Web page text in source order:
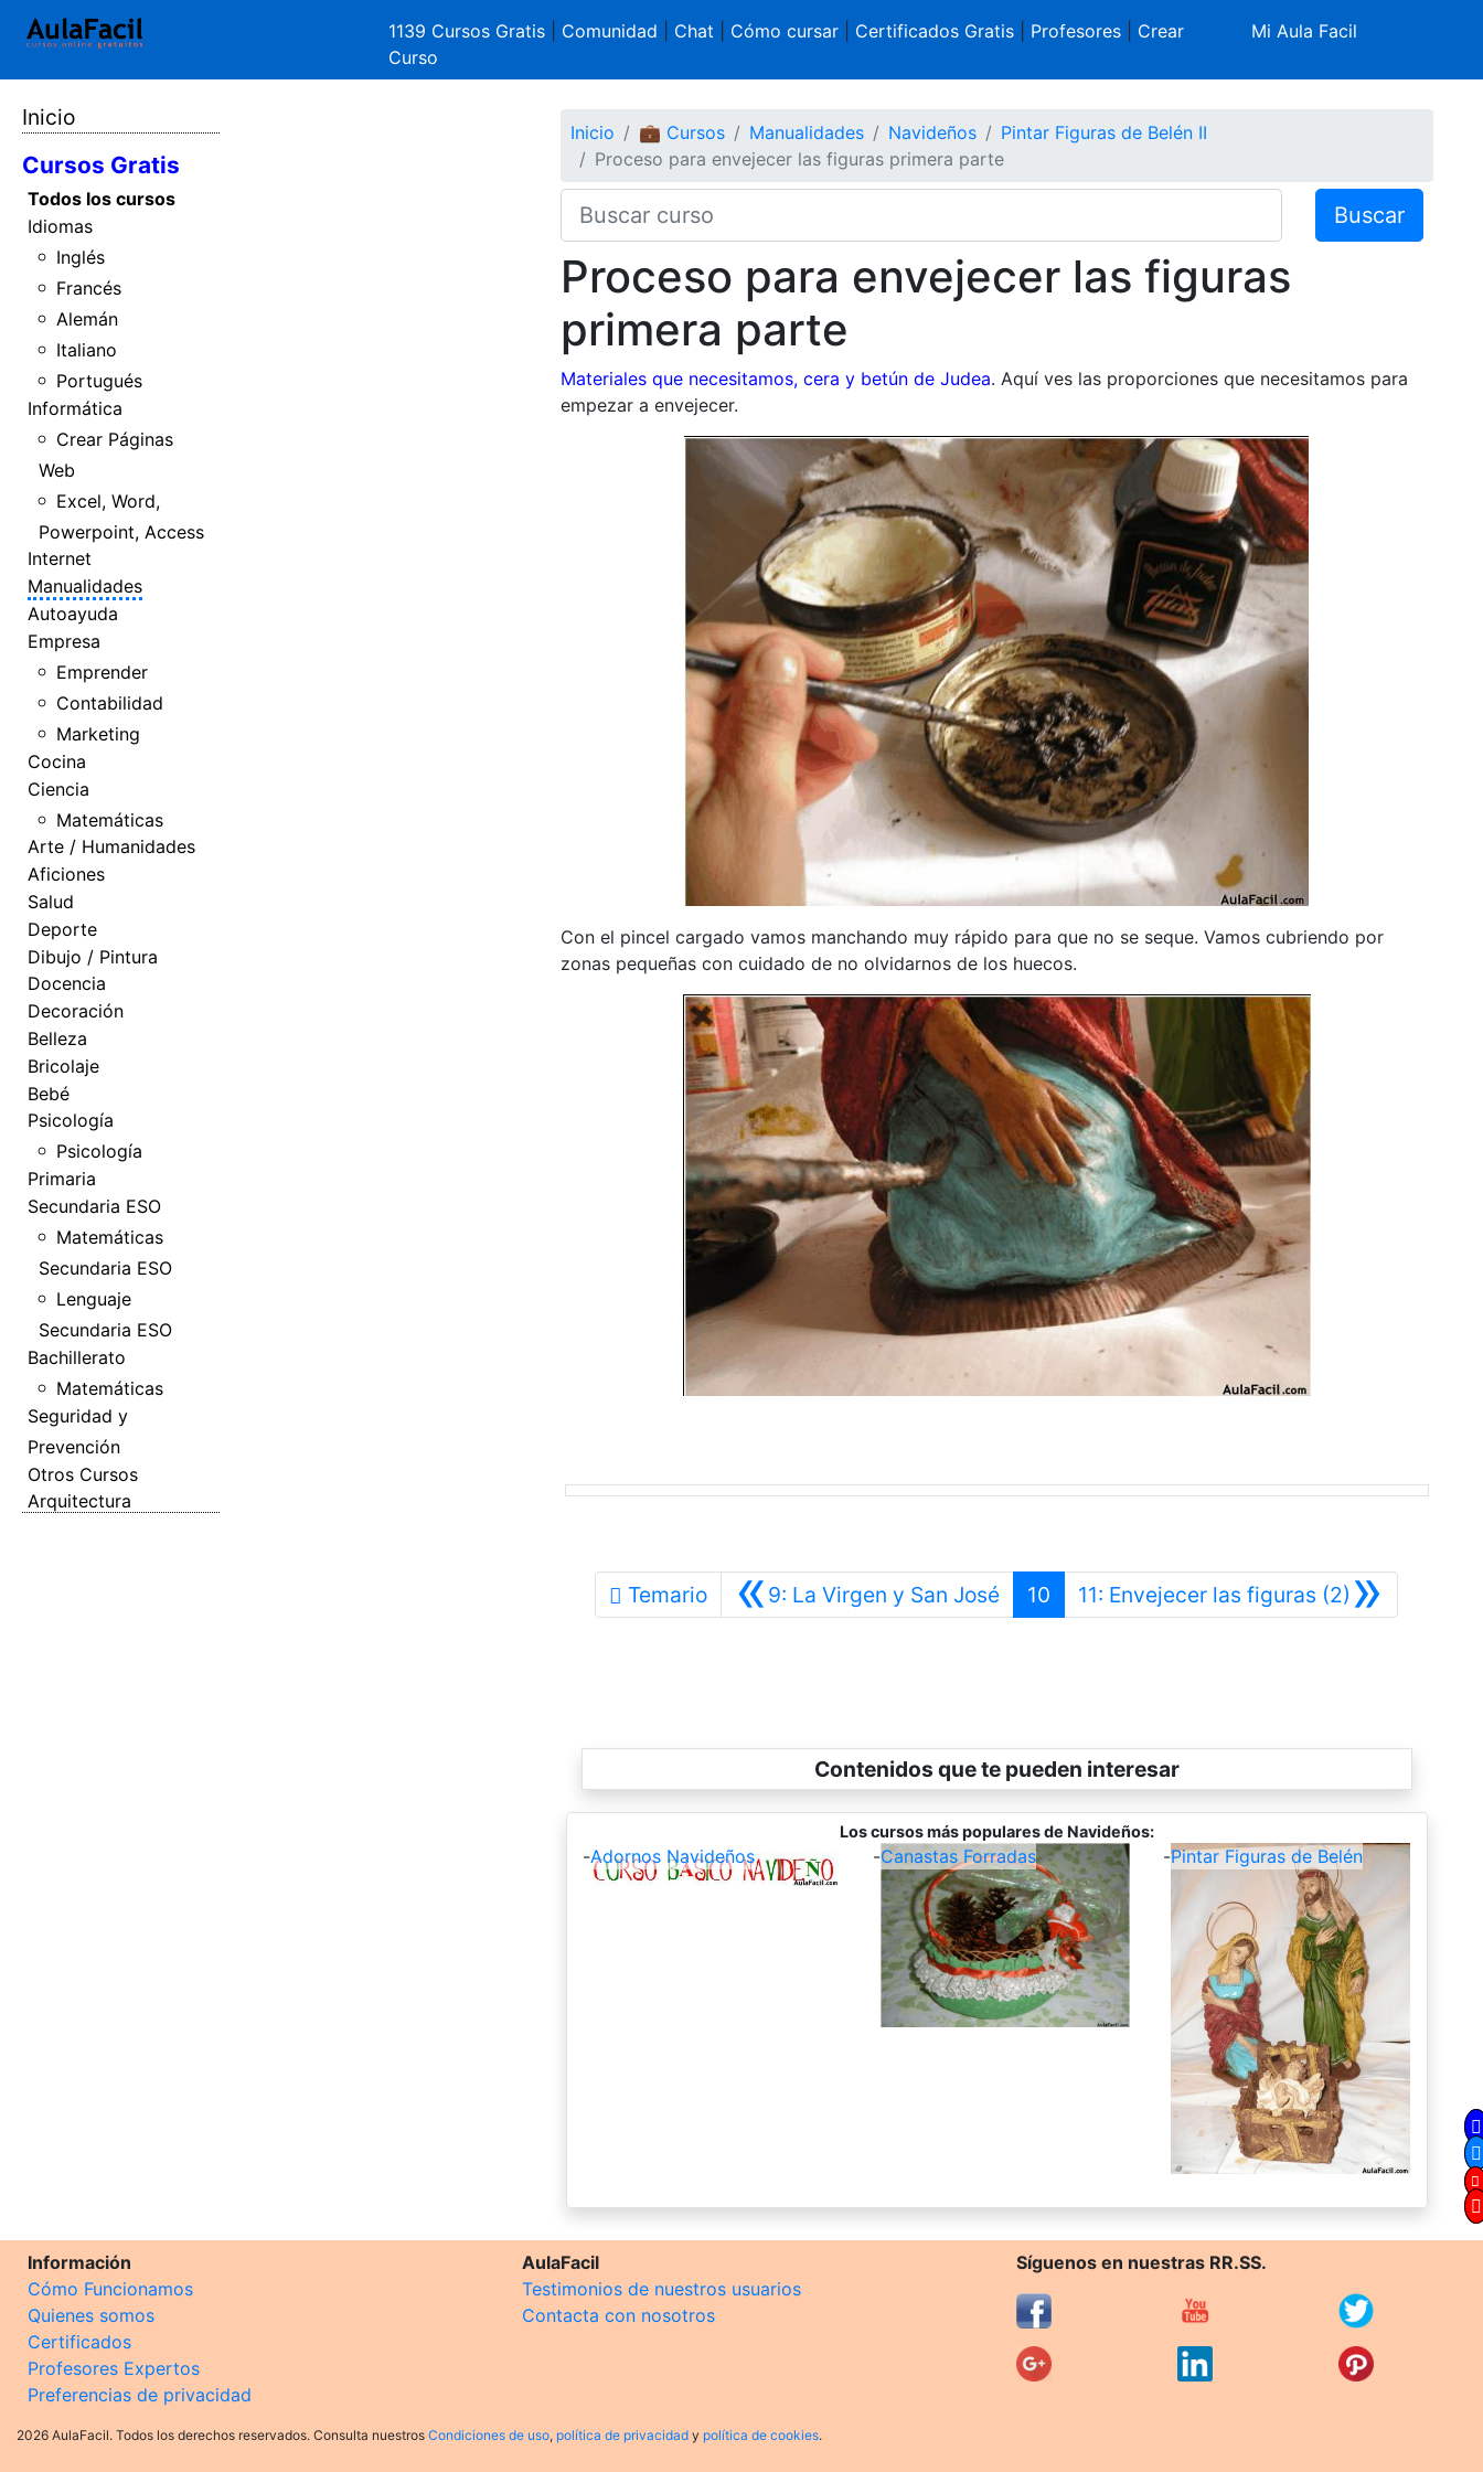
1139 Cursos Gratis Comunidad Chat Cómo cursar| Certificados Gratis| Profesores| Crear
Curso
Mi Aula Facil
Inicio
Cursos Gratis
Todos los cursos
Idiomas
Inglés
Francés
Alemán
Italiano
Portugués
Informática
Crear Páginas
Web
Excel, Word,
Powerpoint, Access
Internet
Manualidades
Autoayuda
Empresa
Emprender
Contabilidad
Marketing
Cocina
Ciencia
Matemáticas
Arte / Humanidades
Aficiones
Salud
Deporte
Dibujo / Pintura
Docencia
Decoración
Belleza
Bricolaje
Bebé
Psicología
Psicología
Primaria
Secundaria ESO
Matemáticas
Secundaria ESO
Lenguaje
Secundaria ESO
Bachillerato
Matemáticas
Seguridad y
Prevención
Otros Cursos
Arquitectura
Inicio 💼 Cursos Manualidades Navideños
Pintar Figuras de Belén II
Proceso para envejecer las figuras primera parte
Buscar
Proceso para envejecer las figuras
primera parte
Materiales que necesitamos, cera y betún de Judea. Aquí ves las proporciones que necesitamos para
empezar a envejecer.
Con el pincel cargado vamos manchando muy rápido para que no se seque. Vamos cubriendo por
zonas pequeñas con cuidado de no olvidarnos de los huecos.
Temario «9: La Virgen y San JoséAnterior
10 »
11: Envejecer las figuras (2) Siguiente
Contenidos que te pueden interesar
Los cursos más populares de Navideños:
-Adornos Navideños -Canastas Forradas -Pintar Figuras de Belén
Información
Cómo Funcionamos
Quienes somos
Certificados
Profesores Expertos
Preferencias de privacidad
AulaFacil
Testimonios de nuestros usuarios
Contacta con nosotros
Síguenos en nuestras RR.SS.
2026 AulaFacil. Todos los derechos reservados. Consulta nuestros Condiciones de uso, política de privacidad y política de cookies.